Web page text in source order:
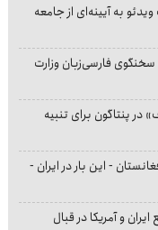
به آیینه‌ای از جامعه
فارسی‌زبان وزارت
در پنتاگون برای تنبیه
- این بار در ایران -
و آمریکا در قبال